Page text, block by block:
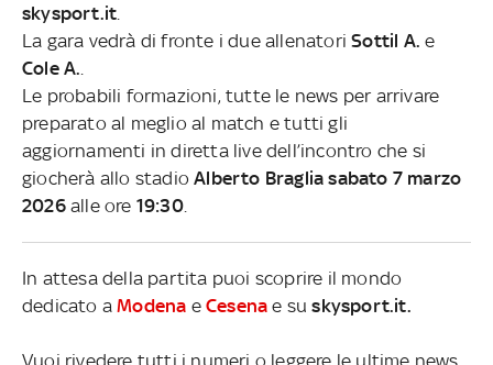
skysport.it
La gara vedrà di fronte i due allenatoriSottil A. e
Cole A.
Le probabili formazioni, tutte le news per arrivare
preparato al meglio al match e tutti gli
aggiornamenti in diretta live dell’incontro che si
giocherà allo stadioAlberto Braglia sabato 7 marzo
2026alle ore 19:30.
In attesa della partita puoi scoprire il mondo
dedicato aModena eCesena e suskysport.it.
Vuoi rivedere tutti i numeri o leggere le ultime news